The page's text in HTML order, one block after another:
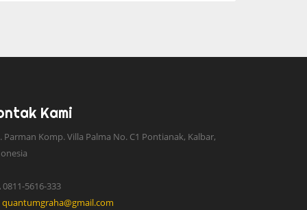
Kami
Parman Komp. Villa Palma No. C1 Pontianak, Kalbar,
0811-5616-333
quantumgraha@gmail.com